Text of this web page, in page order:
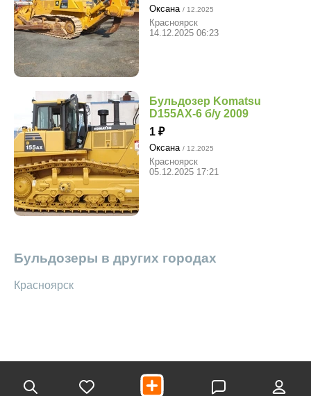
Оксана / 12.2025
Красноярск
14.12.2025 06:23
Бульдозер Komatsu
D155AX-6 б/у 2009
1
Оксана / 12.2025
Красноярск
05.12.2025 17:21
Бульдозеры в других городах
Красноярск